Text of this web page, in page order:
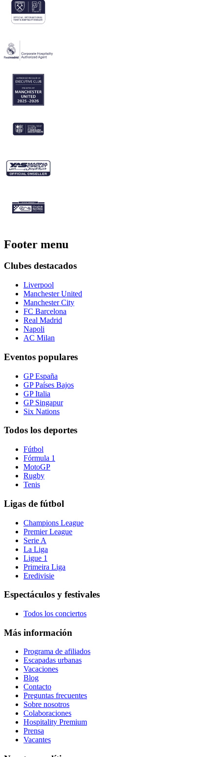
Footer menu
Clubes destacados
Liverpool
Manchester United
Manchester City
FC Barcelona
Real Madrid
Napoli
AC Milan
Eventos populares
GP España
GP Países Bajos
GP Italia
GP Singapur
Six Nations
Todos los deportes
Fútbol
Fórmula 1
MotoGP
Rugby
Tenis
Ligas de fútbol
Champions League
Premier League
Serie A
La Liga
Ligue 1
Primeira Liga
Eredivisie
Espectáculos y festivales
Todos los conciertos
Más información
Programa de afiliados
Escapadas urbanas
Vacaciones
Blog
Contacto
Preguntas frecuentes
Sobre nosotros
Colaboraciones
Hospitality Premium
Prensa
Vacantes